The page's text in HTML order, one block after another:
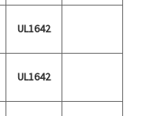
UL1642
UL1642